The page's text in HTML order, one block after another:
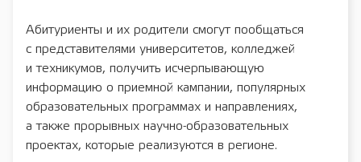
Абитуриенты и их родители смогут пообщаться
с представителями университетов, колледжей
и техникумов, получить исчерпывающую
информацию о приемной кампании, популярных
образовательных программах и направлениях,
а также прорывных научно-образовательных
проектах, которые реализуются в регионе.